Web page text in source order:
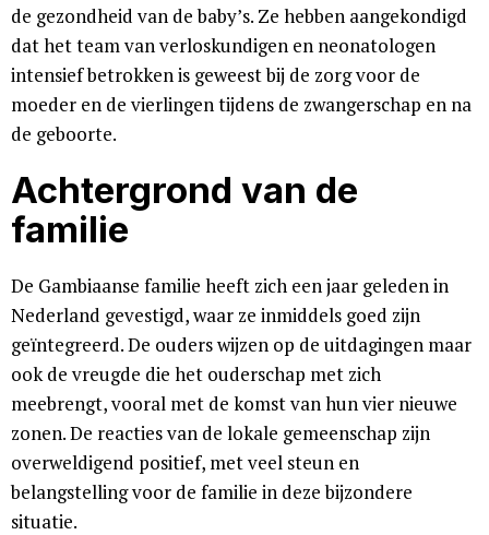
de gezondheid van de baby’s. Ze hebben aangekondigd
dat het team van verloskundigen en neonatologen
intensief betrokken is geweest bij de zorg voor de
moeder en de vierlingen tijdens de zwangerschap en na
de geboorte.
Achtergrond van de
familie
De Gambiaanse familie heeft zich een jaar geleden in
Nederland gevestigd, waar ze inmiddels goed zijn
geïntegreerd. De ouders wijzen op de uitdagingen maar
ook de vreugde die het ouderschap met zich
meebrengt, vooral met de komst van hun vier nieuwe
zonen. De reacties van de lokale gemeenschap zijn
overweldigend positief, met veel steun en
belangstelling voor de familie in deze bijzondere
situatie.